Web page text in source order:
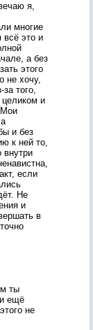
я,
многие
это и
а без
этого
не хочу,
того,
целиком и
Мои
и без
к ней то,
если
Не
и
в
ты
ещё
не